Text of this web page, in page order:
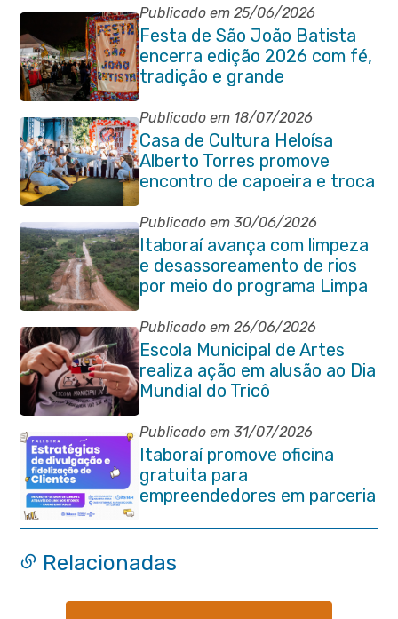
Publicado em 25/06/2026
Festa de São João Batista
encerra edição 2026 com fé,
tradição e grande
participação popular
Publicado em 18/07/2026
Casa de Cultura Heloísa
Alberto Torres promove
encontro de capoeira e troca
de cordas na Praça Marechal
Floriano Peixoto
Publicado em 30/06/2026
Itaboraí avança com limpeza
e desassoreamento de rios
por meio do programa Limpa
Rio
Publicado em 26/06/2026
Escola Municipal de Artes
realiza ação em alusão ao Dia
Mundial do Tricô
Publicado em 31/07/2026
Itaboraí promove oficina
gratuita para
empreendedores em parceria
Relacionadas